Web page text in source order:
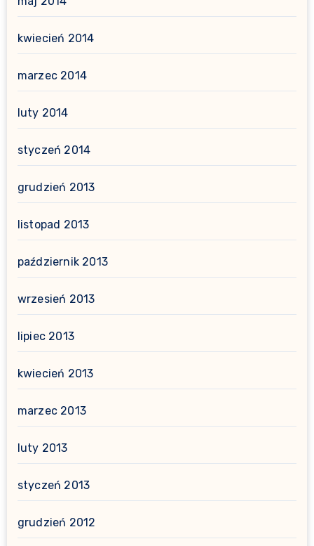
kwiecień 2014
marzec 2014
luty 2014
styczeń 2014
grudzień 2013
listopad 2013
październik 2013
wrzesień 2013
lipiec 2013
kwiecień 2013
marzec 2013
luty 2013
styczeń 2013
grudzień 2012